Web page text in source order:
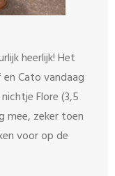
heerlijk! Het
Cato vandaag
Flore (3,5
mee, zeker toen
voor op de